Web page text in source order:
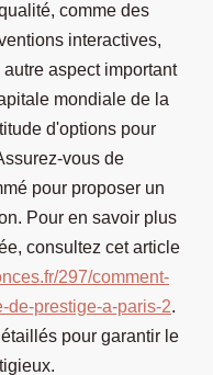
comme des
interactives,
aspect important
mondiale de la
d'options pour
vous de
pour proposer un
Pour en savoir plus
consultez cet article
297/comment-
de-prestige-a-paris-2.
pour garantir le